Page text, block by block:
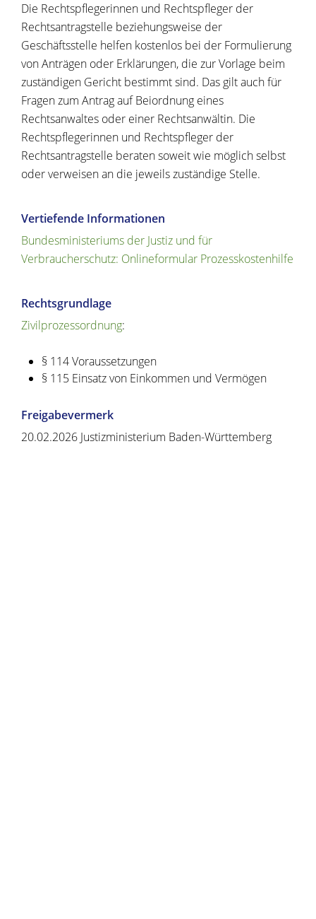
Die Rechtspflegerinnen und Rechtspfleger der
Rechtsantragstelle beziehungsweise der
Geschäftsstelle helfen kostenlos bei der Formulierung
von Anträgen oder Erklärungen, die zur Vorlage beim
zuständigen Gericht bestimmt sind. Das gilt auch für
Fragen zum Antrag auf Beiordnung eines
Rechtsanwaltes oder einer Rechtsanwältin. Die
Rechtspflegerinnen und Rechtspfleger der
Rechtsantragstelle beraten soweit wie möglich selbst
oder verweisen an die jeweils zuständige Stelle.
Vertiefende Informationen
Bundesministeriums der Justiz und für
Verbraucherschutz: Onlineformular Prozesskostenhilfe
Rechtsgrundlage
Zivilprozessordnung:
§ 114 Voraussetzungen
§ 115 Einsatz von Einkommen und Vermögen
Freigabevermerk
20.02.2026 Justizministerium Baden-Württemberg